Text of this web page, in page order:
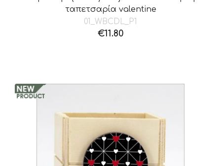
ταπετσαρία valentine
01_WBCDL_P1
€11.80